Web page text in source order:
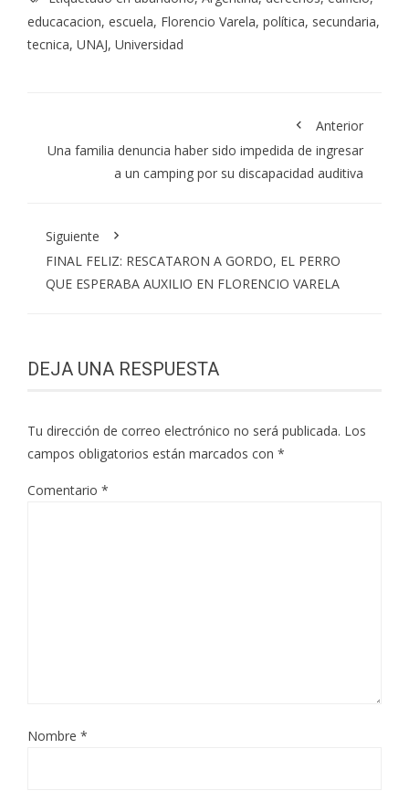
educacacion, escuela, Florencio Varela, política, secundaria,
tecnica, UNAJ, Universidad
Anterior
Una familia denuncia haber sido impedida de ingresar
a un camping por su discapacidad auditiva
Siguiente
FINAL FELIZ: RESCATARON A GORDO, EL PERRO
QUE ESPERABA AUXILIO EN FLORENCIO VARELA
DEJA UNA RESPUESTA
Tu dirección de correo electrónico no será publicada. Los
campos obligatorios están marcados con *
Comentario *
Nombre *